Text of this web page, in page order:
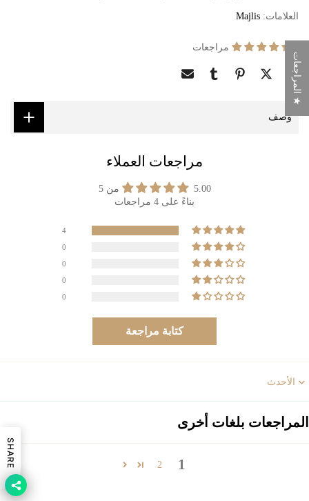
العلامات: Majlis
وصف
مراجعات العملاء
5.00 من 5
بناءً على 4 مراجعات
4
0
0
0
0
كتابة مراجعة
Sort by
المراجعات بلغات أخرى
1
2
★ المراجعات
SHARE